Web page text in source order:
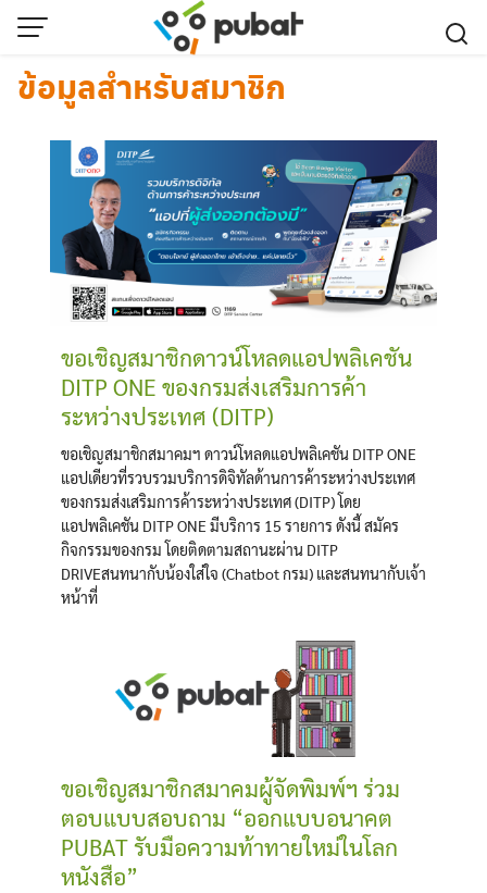
Skip
content
ข้อมูลสำหรับสมาชิก
ขอเชิญสมาชิกดาวน์โหลดแอปพลิเคชัน
DITP ONE ของกรมส่งเสริมการค้า
ระหว่างประเทศ (DITP)
ขอเชิญสมาชิกสมาคมฯ ดาวน์โหลดแอปพลิเคชัน DITP ONE
แอปเดียวที่รวบรวมบริการดิจิทัลด้านการค้าระหว่างประเทศ
ของกรมส่งเสริมการค้าระหว่างประเทศ (DITP) โดย
แอปพลิเคชัน DITP ONE มีบริการ 15 รายการ ดังนี้ สมัคร
กิจกรรมของกรม โดยติดตามสถานะผ่าน DITP
DRIVEสนทนากับน้องใส่ใจ (Chatbot กรม) และสนทนากับเจ้า
หน้าที่
ขอเชิญสมาชิกสมาคมผู้จัดพิมพ์ฯ ร่วม
ตอบแบบสอบถาม “ออกแบบอนาคต
PUBAT รับมือความท้าทายใหม่ในโลก
หนังสือ”